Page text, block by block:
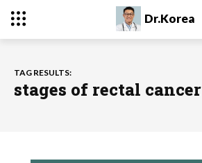
Dr.Korea
TAG RESULTS:
stages of rectal cancer